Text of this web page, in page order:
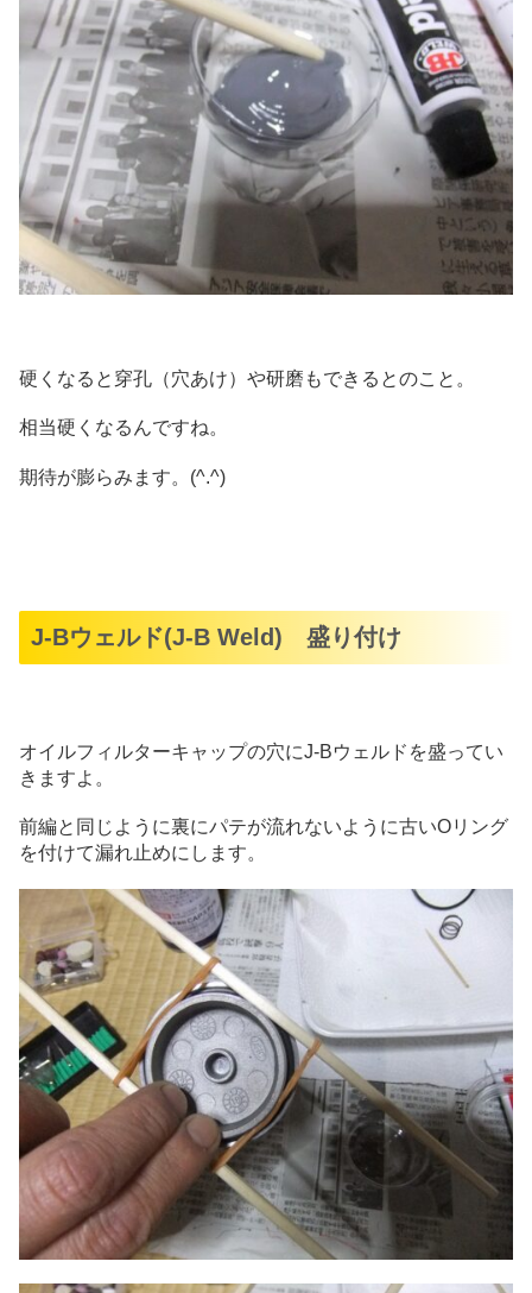
硬くなると穿孔（穴あけ）や研磨もできるとのこと。
相当硬くなるんですね。
期待が膨らみます。(^.^)
J-Bウェルド(J-B Weld) 盛り付け
オイルフィルターキャップの穴にJ-Bウェルドを盛ってい
きますよ。
前編と同じように裏にパテが流れないように古いOリング
を付けて漏れ止めにします。